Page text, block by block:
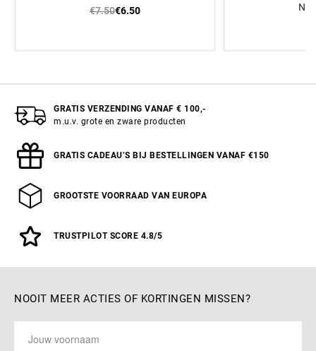
€7.50€6.50
GRATIS VERZENDING VANAF € 100,-
m.u.v. grote en zware producten
GRATIS CADEAU’S BIJ BESTELLINGEN VANAF €150
GROOTSTE VOORRAAD VAN EUROPA
TRUSTPILOT SCORE 4.8/5
NOOIT MEER ACTIES OF KORTINGEN MISSEN?